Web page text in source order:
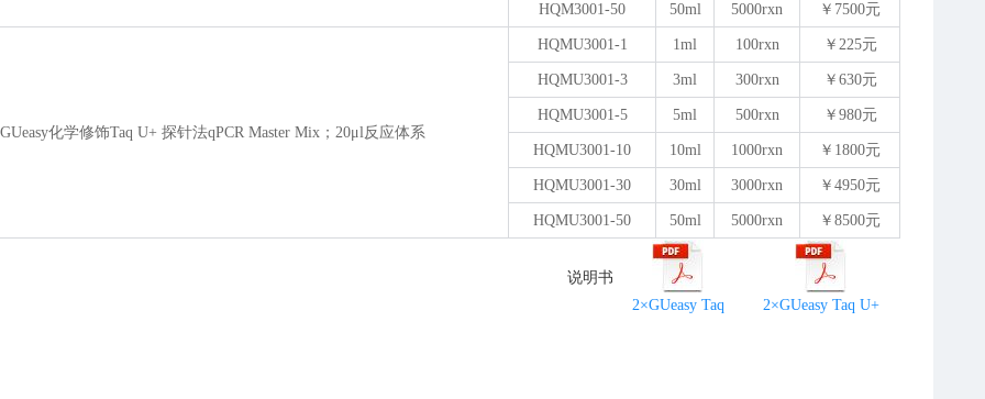
HQM3001-50 50ml 5000rxn ￥7500元
化学修饰Taq U+ 探针法qPCR Master Mix；20μl反应体系
HQMU3001-1 1ml 100rxn ￥225元
HQMU3001-3 3ml 300rxn ￥630元
HQMU3001-5 5ml 500rxn ￥980元
HQMU3001-10 10ml 1000rxn ￥1800元
HQMU3001-30 30ml 3000rxn ￥4950元
HQMU3001-50 50ml 5000rxn ￥8500元
说明书
2×GUeasy Taq
2×GUeasy Taq U+